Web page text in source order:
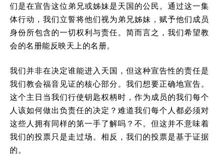
们是在宣告这位弟兄或姊妹是天国的公民。通过这一集
体行动，我们立誓将他们视为弟兄姊妹，赋予他们成员
身份所包含的一切权利与责任。简而言之，我们希望教
会的名册能反映天上的名册。
我们并非在决定谁能进入天国，但这种宣告性的责任是
我们教会福音见证的核心部分。我们想要正确地宣告。
这个主日当我们行使钥匙权柄时，作为成员的我们每个
人该如何做出负责任的决定？难道我们每个人都必须对
这些人拥有同样的第一手了解吗？不。但这并不意味着
我们的投票只是走过场。相反，我们的投票是基于证据
的。